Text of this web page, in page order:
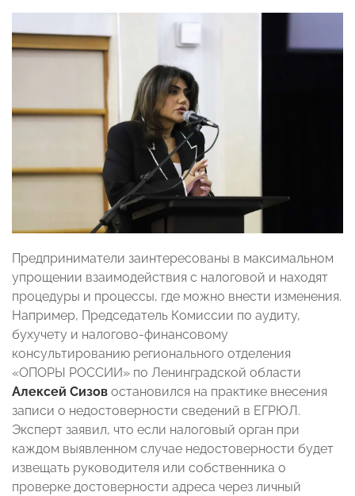
Предприниматели заинтересованы в максимальном
упрощении взаимодействия с налоговой и находят
процедуры и процессы, где можно внести изменения.
Например, Председатель Комиссии по аудиту,
бухучету и налогово-финансовому
консультированию регионального отделения
«ОПОРЫ РОССИИ» по Ленинградской области
Алексей Сизов остановился на практике внесения
записи о недостоверности сведений в ЕГРЮЛ.
Эксперт заявил, что если налоговый орган при
каждом выявленном случае недостоверности будет
извещать руководителя или собственника о
проверке достоверности адреса через личный